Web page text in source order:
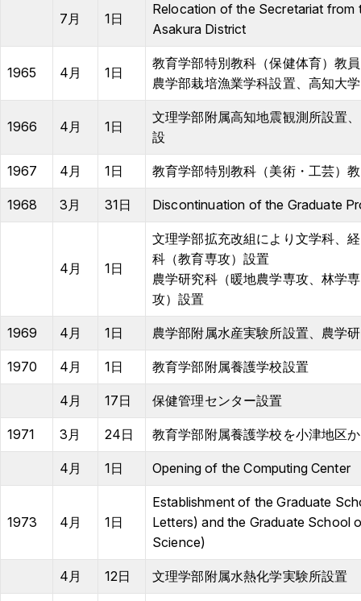
7月 1日
Relocation of the Secretariat from
Asakura District
1965 4月 1日
教育学部特別教科（保健体育）教
農学部栽培漁業学科設置、高知大
1966 4月 1日
文理学部附属高知地震観測所設置
設
1967 4月 1日 教育学部特別教科（美術・工芸）
1968 3月 31日 Discontinuation of the Graduate
4月 1日
文理学部拡充改組により文学科、
科（教育専攻）設置
農学研究科（暖地農学専攻、林学
攻）設置
1969 4月 1日 農学部附属水産実験所設置、農学
1970 4月 1日 教育学部附属養護学校設置
4月 17日 保健管理センター設置
1971 3月 24日 教育学部附属養護学校を小津地区
4月 1日 Opening of the Computing Center
1973 4月 1日
Establishment of the Graduate
Letters) and the Graduate School
Science)
4月 12日 文理学部附属水熱化学実験所設置